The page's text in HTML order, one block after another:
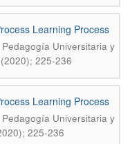
Learning Process
Pedagogía Universitaria y
225-236
Learning Process
Pedagogía Universitaria y
225-236